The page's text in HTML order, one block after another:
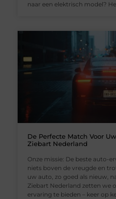
naar een elektrisch model?
De Perfecte Match Voor
Ziebart Nederland
Onze missie: De beste auto-
niets boven de vreugde en
uw auto, zo goed als nieuw,
Ziebart Nederland zetten we
ervaring te bieden – keer op